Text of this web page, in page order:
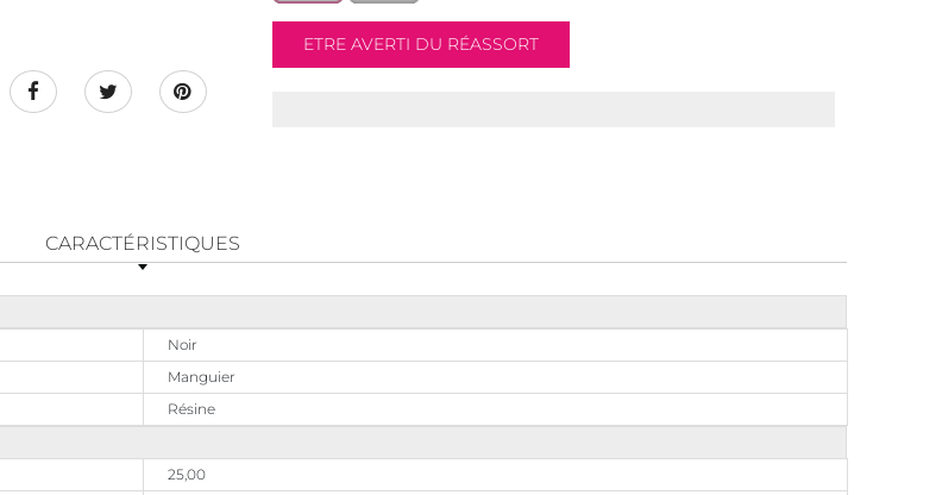
CARACTÉRISTIQUES
Noir
Manguier
Résine
25,00